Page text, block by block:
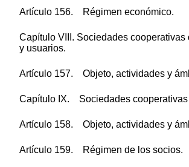
Artículo 156. Régimen económico.
Capítulo VIII. Sociedades cooperativas
y usuarios.
Artículo 157. Objeto, actividades y
Capítulo IX. Sociedades cooperativas
Artículo 158. Objeto, actividades y
Artículo 159. Régimen de los socios.